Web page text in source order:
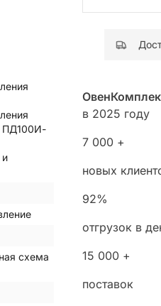
ПД100И-
и
схема
в 2025 году
7 000 +
новых
92%
отгрузок в
15 000 +
поставок